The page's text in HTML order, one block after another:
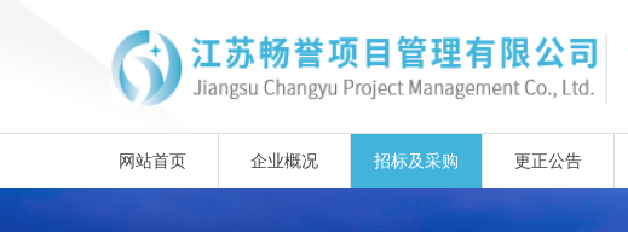
网站首页 企业概况 招标及采购 更正公告